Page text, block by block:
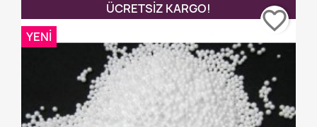
ÜCRETSIZ KARGO!
YENI
favorite_border